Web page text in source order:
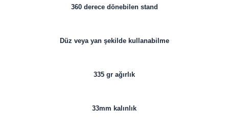
360 derece dönebilen stand
Düz veya yan şekilde kullanabilme
335 gr ağırlık
33mm kalınlık